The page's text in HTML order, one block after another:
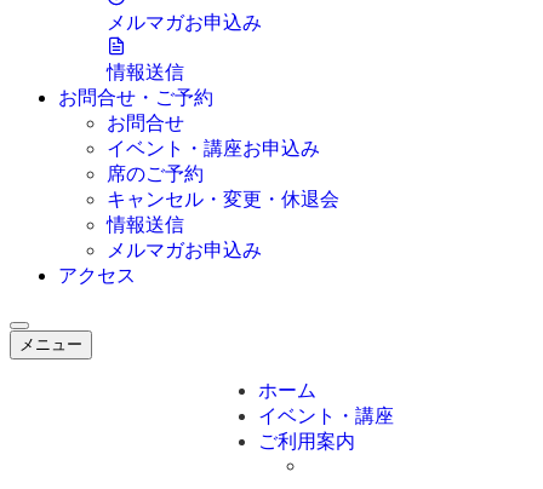
メルマガお申込み
情報送信
お問合せ・ご予約
お問合せ
イベント・講座お申込み
席のご予約
キャンセル・変更・休退会
情報送信
メルマガお申込み
アクセス
メニュー
ホーム
イベント・講座
ご利用案内